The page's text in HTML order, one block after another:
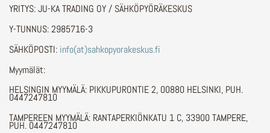
YRITYS: JU-KA TRADING OY / SÄHKÖPYÖRÄKESKUS
Y-TUNNUS: 2985716-3
SÄHKÖPOSTI: info(at)sahkopyorakeskus.fi
Myymälät:
HELSINGIN MYYMÄLÄ: PIKKUPURONTIE 2, 00880 HELSINKI, PUH.
0447247810
TAMPEREEN MYYMÄLÄ: RANTAPERKIÖNKATU 1 C, 33900 TAMPERE,
PUH. 0447247810